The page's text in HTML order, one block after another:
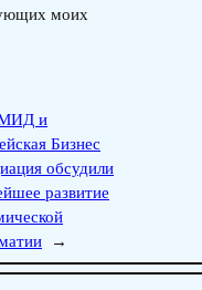
моих
и
Бизнес
обсудили
развитие
→